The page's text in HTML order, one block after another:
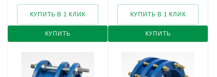
КУПИТЬ
КУПИТЬ В 1 КЛИК
КУПИТЬ
КУПИТЬ В 1 КЛИК